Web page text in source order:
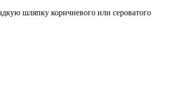
шляпку коричневого или сероватого